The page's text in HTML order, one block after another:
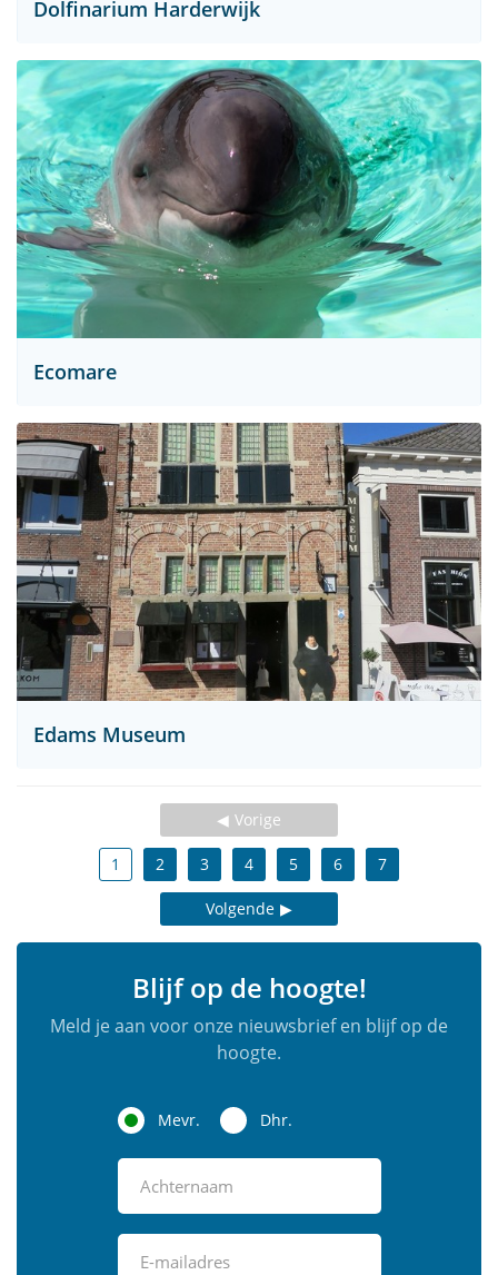
Dolfinarium Harderwijk
Ecomare
Edams Museum
Vorige
1 2 3 4 5 6 7
Volgende
Blijf op de hoogte!
Meld je aan voor onze nieuwsbrief en blijf op de
hoogte.
Mevr. Dhr.